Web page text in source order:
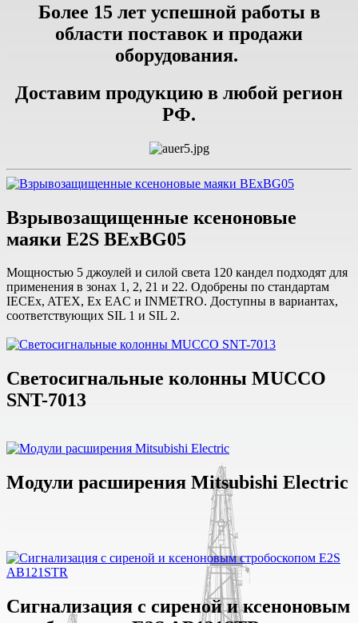
Более 15 лет успешной работы в
области поставок и продажи
оборудования.
Доставим продукцию в любой регион
РФ.
Взрывозащищенные ксеноновые
маяки E2S BExBG05
Мощностью 5 джоулей и силой света 120 кандел подходят для
применения в зонах 1, 2, 21 и 22. Одобрены по стандартам
IECEx, ATEX, Ex EAC и INMETRO. Доступны в вариантах,
соответствующих SIL 1 и SIL 2.
Светосигнальные колонны MUCCO
SNT-7013
Модули расширения Mitsubishi Electric
Сигнализация с сиреной и ксеноновым